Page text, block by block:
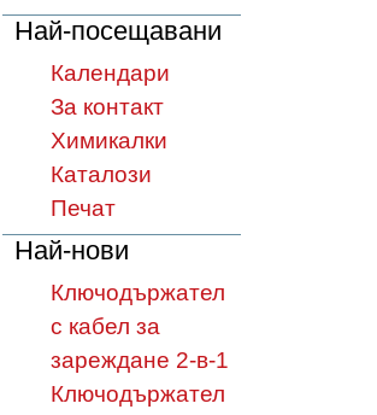
Най-посещавани
Календари
За контакт
Химикалки
Каталози
Печат
Най-нови
Ключодържател
с кабел за
зареждане 2-в-1
Ключодържател